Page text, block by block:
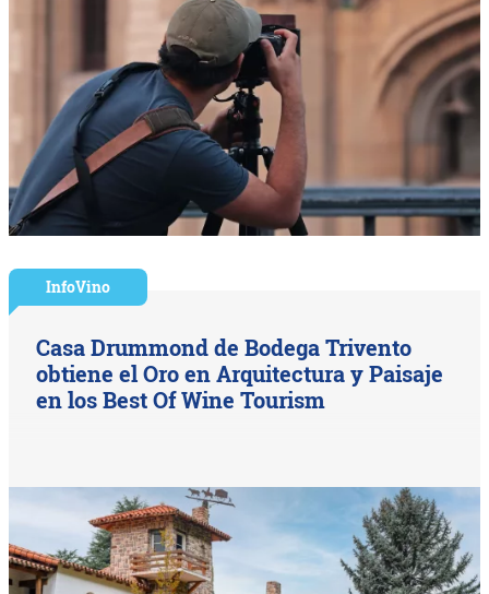
InfoVino
Casa Drummond de Bodega Trivento
obtiene el Oro en Arquitectura y Paisaje
en los Best Of Wine Tourism